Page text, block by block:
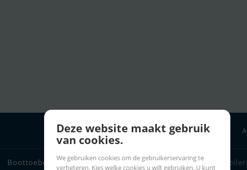
Boottoebehoren Bootverkopers Zeilerlinks Charter
Deze website maakt gebruik
van cookies.
We gebruiken cookies om de gebruikerservaring te
verbeteren. Kies welke cookies u wilt gebruiken. U kunt